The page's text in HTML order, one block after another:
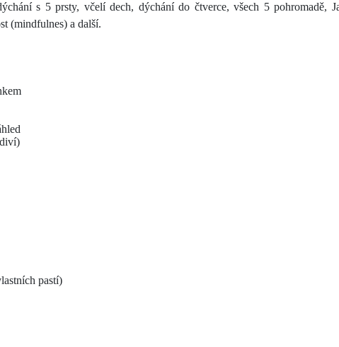
s 5 prsty, včelí dech, dýchání do čtverce, všech 5 pohromadě,
(mindfulnes) a další.
pastí)